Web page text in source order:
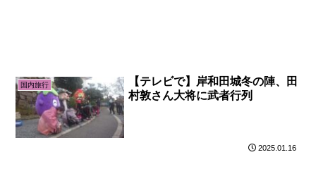
国内旅行
【テレビで】岸和田城冬の陣、田
村敦さん大将に武者行列
2025.01.16